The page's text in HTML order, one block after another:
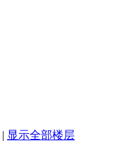
| 显示全部楼层